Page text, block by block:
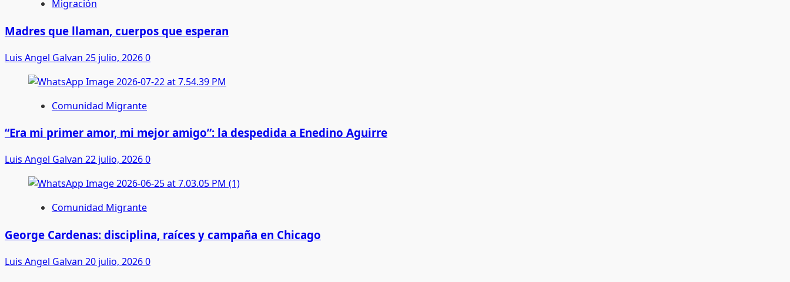
Migración
Madres que llaman, cuerpos que esperan
Luis Angel Galvan 25 julio, 20260
Comunidad Migrante
“Era mi primer amor, mi mejor amigo”: la despedida a Enedino Aguirre
Luis Angel Galvan 22 julio, 20260
Comunidad Migrante
George Cardenas: disciplina, raíces y campaña en Chicago
Luis Angel Galvan 20 julio, 20260